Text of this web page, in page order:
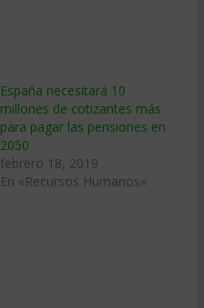
España necesitará 10
millones de cotizantes más
para pagar las pensiones en
2050
febrero 18, 2019
En «Recursos Humanos»